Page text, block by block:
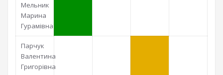
Мельник
Марина
Гурамівна
Парчук
Валентина
Григорівна